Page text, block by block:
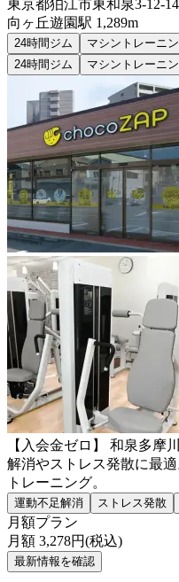
東京都狛江市東和泉3-12-
向ヶ丘遊園駅 1,289m
24時間ジム マシントレーニ
24時間ジム
マシントレーニ
【入会金ゼロ】 和泉多摩
解消やストレス発散に最
トレーニング。
運動不足解消 ストレス発散
月額プラン
月額 3,278円(税込)
最新情報を確認